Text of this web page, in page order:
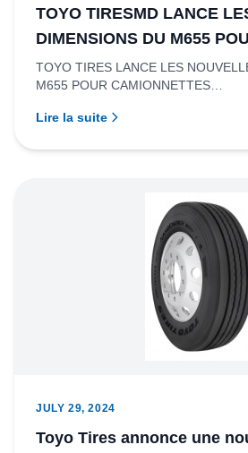
TOYO TIRESMD LANCE
DIMENSIONS DU M655
CAMIONNETTES
TOYO TIRES LANCE LES
M655 POUR CAMIONNETTES
Ti...
Lire la suite
JULY 29, 2024
Toyo Tires annonce une